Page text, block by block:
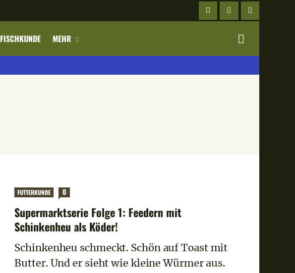
FISCHKUNDE MEHR
FUTTERKUNDE 0
Supermarktserie Folge 1: Feedern mit
Schinkenheu als Köder!
Schinkenheu schmeckt. Schön auf Toast mit
Butter. Und er sieht wie kleine Würmer aus.